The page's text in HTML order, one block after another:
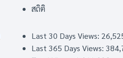
สถิติ
Last 30 Days Views:
Last 365 Days Views: